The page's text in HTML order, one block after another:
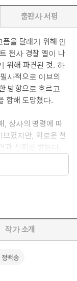
출판사 서평
을 달래기 위해 인
천사 경찰 엘이 나
위해 파견된 것. 하
사적으로 이브의
방향으로 흐르고
합해 도망쳤다.
, 상사의 명령에 따
였지만, 외로운 천
과 신뢰를 쌓는다.
고……. 세계의 진실
작가 소개
정백송